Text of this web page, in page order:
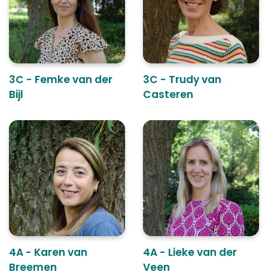
3C - Femke van der
Bijl
3C - Trudy van
Casteren
4A - Karen van
Breemen
4A - Lieke van der
Veen